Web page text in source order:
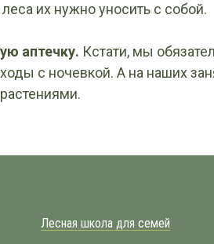
их нужно уносить с собой.
аптечку. Кстати, мы
с ночевкой. А на наших
Лесная школа для семей